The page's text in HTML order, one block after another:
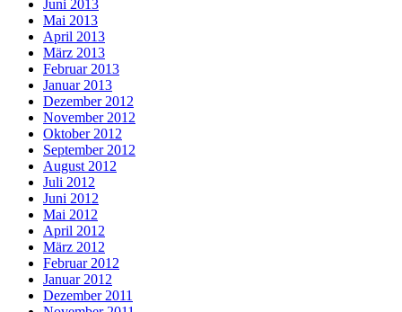
Juni 2013
Mai 2013
April 2013
März 2013
Februar 2013
Januar 2013
Dezember 2012
November 2012
Oktober 2012
September 2012
August 2012
Juli 2012
Juni 2012
Mai 2012
April 2012
März 2012
Februar 2012
Januar 2012
Dezember 2011